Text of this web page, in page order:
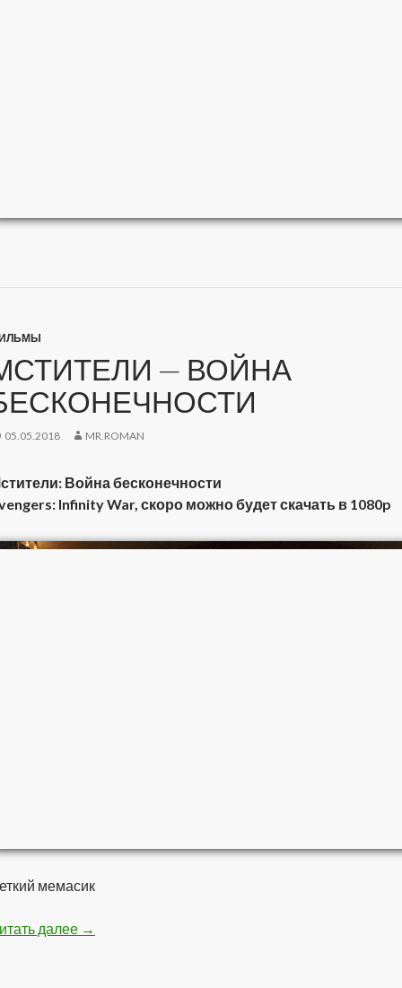
— ВОЙНА
05.05.2018 MR.ROMAN
Война бесконечности
Infinity War, скоро можно будет скачать в 1080p
мемасик
далее Мстители — Война бесконечности
→